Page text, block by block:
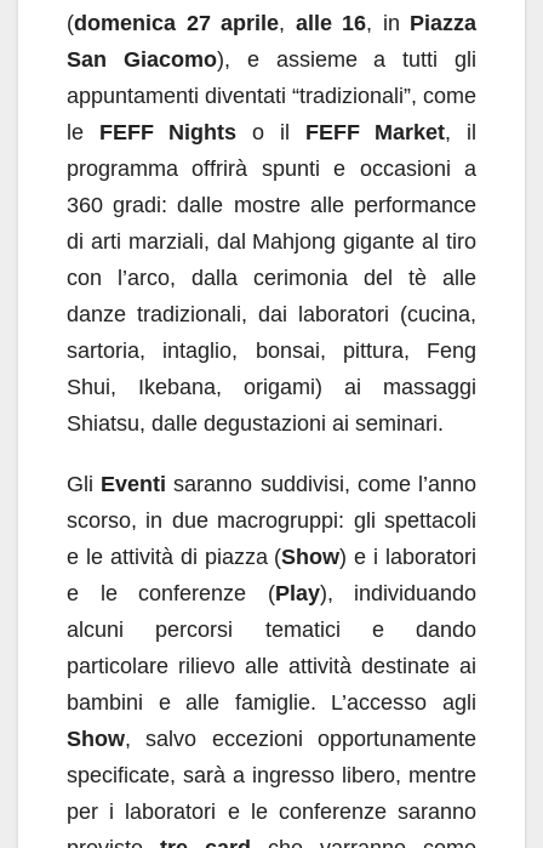
(domenica 27 aprile, alle 16, in Piazza
San Giacomo), e assieme a tutti gli
appuntamenti diventati “tradizionali”, come
le FEFF Nightso il FEFF Market, il
programma offrirà spunti e occasioni a
360 gradi: dalle mostre alle performance
di arti marziali, dal Mahjong gigante al tiro
con l’arco, dalla cerimonia del tè alle
danze tradizionali, dai laboratori (cucina,
sartoria, intaglio, bonsai, pittura, Feng
Shui, Ikebana, origami) ai massaggi
Shiatsu, dalle degustazioni ai seminari.
Gli Eventi saranno suddivisi, come l’anno
scorso, in due macrogruppi: gli spettacoli
e le attività di piazza (Show) e i laboratori
e le conferenze (Play), individuando
alcuni percorsi tematici e dando
particolare rilievo alle attività destinate ai
bambini e alle famiglie. L’accesso agli
Show, salvo eccezioni opportunamente
specificate, sarà a ingresso libero, mentre
per i laboratori e le conferenze saranno